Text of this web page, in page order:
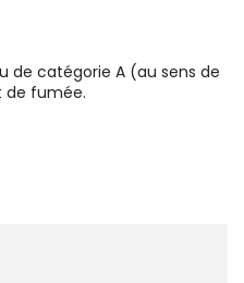
de catégorie A (au sens de
de fumée.